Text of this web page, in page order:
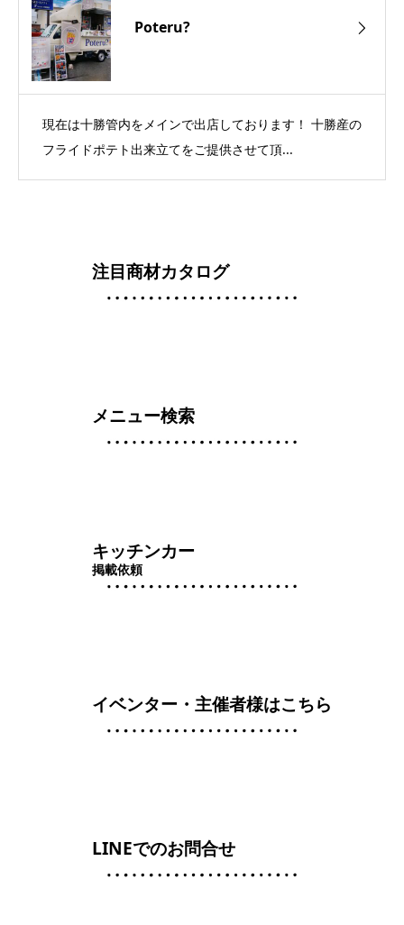
Poteru?
現在は十勝管内をメインで出店しております！ 十勝産の
フライドポテト出来立てをご提供させて頂...
注目商材カタログ
メニュー検索
キッチンカー
掲載依頼
イベンター・主催者様はこちら
LINEでのお問合せ